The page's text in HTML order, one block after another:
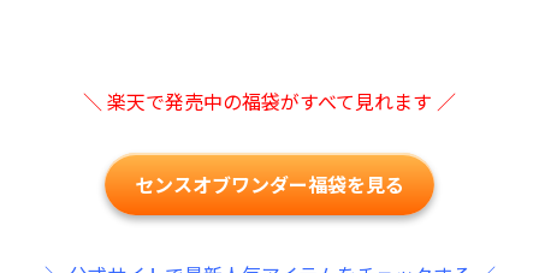
＼ 楽天で発売中の福袋がすべて見れます ／
センスオブワンダー福袋を見る